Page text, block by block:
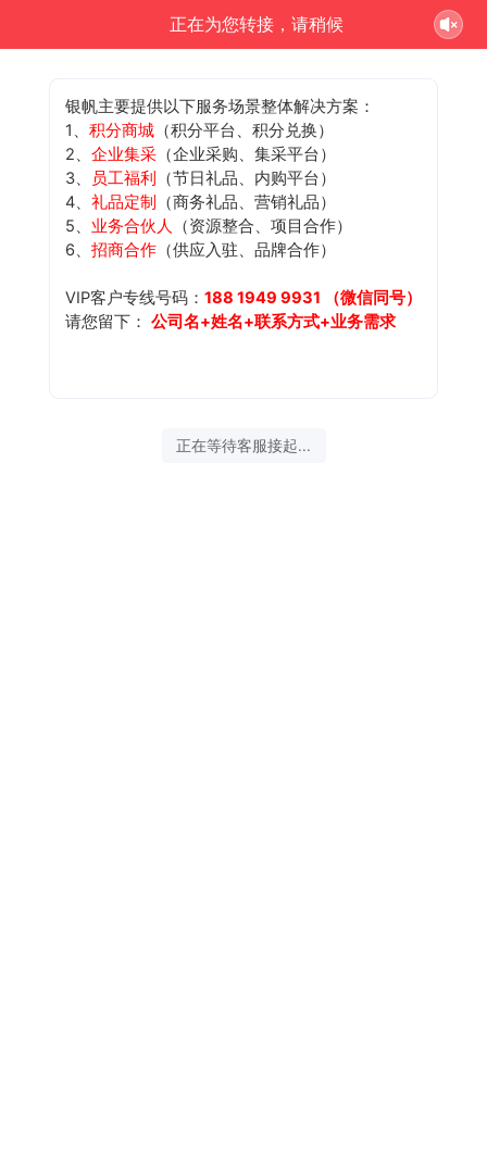
正在为您转接，请稍候
银帆主要提供以下服务场景整体解决方案：
1、 积分商城 （积分平台、积分兑换）
2、 企业集采 （企业采购、集采平台）
3、
员工福利
（节日礼品、内购平台）
4、 礼品定制
（商务礼品、营销礼品）
5、 业务合伙人
（资源整合、项目合作）
6、 招商合作 （供应入驻、品牌合作）
VIP客户专线号码： 188 1949 9931 （微信同号）
请您留下： 公司名+姓名+联系方式+业务需求
正在等待客服接起...